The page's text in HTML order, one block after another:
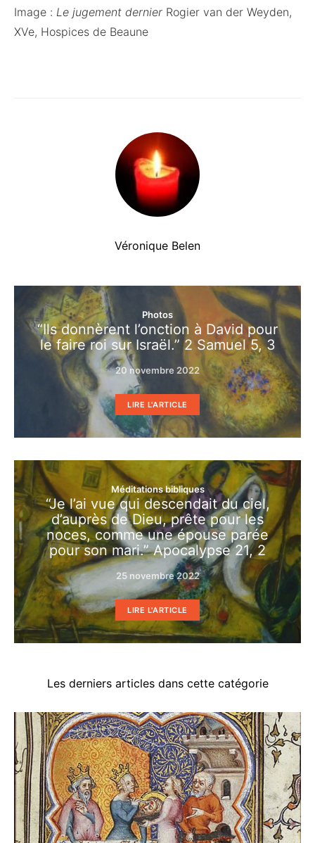
Image : Le jugement dernier Rogier van der Weyden,
XVe, Hospices de Beaune
Véronique Belen
Photos
“Ils donnèrent l’onction à David pour
le faire roi sur Israël.” 2 Samuel 5, 3
20 novembre 2022
LIRE L'ARTICLE
Méditations bibliques
“Je l’ai vue qui descendait du ciel,
d’auprès de Dieu, prête pour les
noces, comme une épouse parée
pour son mari.” Apocalypse 21, 2
25 novembre 2022
LIRE L'ARTICLE
Les derniers articles dans cette catégorie